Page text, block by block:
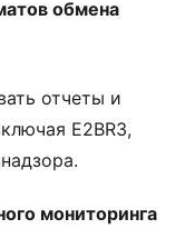
обмена
отчеты и
E2BR3,
мониторинга